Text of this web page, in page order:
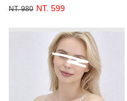
NT. 980 NT. 599